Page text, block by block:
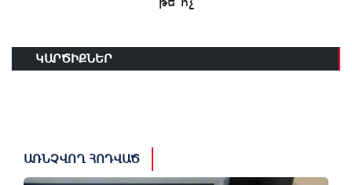
ԿԱՐԾԻՔՆԵՐ
ԱՌՆՉՎՈՂ ՀՈԴՎԱԾ